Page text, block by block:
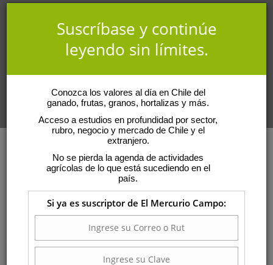
Suscríbase y continúe
leyendo sin límites.
Conozca los valores al día en Chile del
ganado, frutas, granos, hortalizas y más.
Acceso a estudios en profundidad por sector,
rubro, negocio y mercado de Chile y el
extranjero.
No se pierda la agenda de actividades
agrícolas de lo que está sucediendo en el
país.
Si ya es suscriptor de El Mercurio Campo: